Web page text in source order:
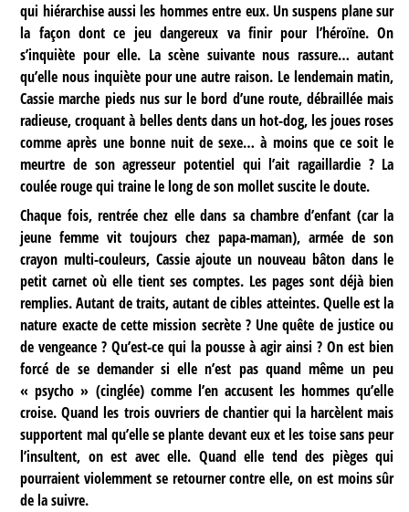
qui hiérarchise aussi les hommes entre eux. Un suspens plane sur
la façon dont ce jeu dangereux va finir pour l’héroïne. On
s’inquiète pour elle. La scène suivante nous rassure… autant
qu’elle nous inquiète pour une autre raison. Le lendemain matin,
Cassie marche pieds nus sur le bord d’une route, débraillée mais
radieuse, croquant à belles dents dans un hot-dog, les joues roses
comme après une bonne nuit de sexe… à moins que ce soit le
meurtre de son agresseur potentiel qui l’ait ragaillardie ? La
coulée rouge qui traine le long de son mollet suscite le doute.
Chaque fois, rentrée chez elle dans sa chambre d’enfant (car la
jeune femme vit toujours chez papa-maman), armée de son
crayon multi-couleurs, Cassie ajoute un nouveau bâton dans le
petit carnet où elle tient ses comptes. Les pages sont déjà bien
remplies. Autant de traits, autant de cibles atteintes. Quelle est la
nature exacte de cette mission secrète ? Une quête de justice ou
de vengeance ? Qu’est-ce qui la pousse à agir ainsi ? On est bien
forcé de se demander si elle n’est pas quand même un peu
« psycho » (cinglée) comme l’en accusent les hommes qu’elle
croise. Quand les trois ouvriers de chantier qui la harcèlent mais
supportent mal qu’elle se plante devant eux et les toise sans peur
l’insultent, on est avec elle. Quand elle tend des pièges qui
pourraient violemment se retourner contre elle, on est moins sûr
de la suivre.